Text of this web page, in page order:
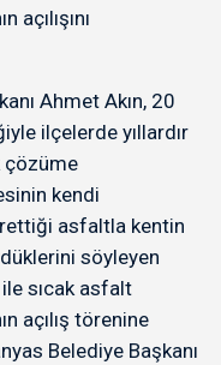
açılışını
Ahmet Akın, 20
ilçelerde yıllardır
çözüme
kendi
asfaltla kentin
söyleyen
ile sıcak asfalt
açılış törenine
Belediye Başkanı